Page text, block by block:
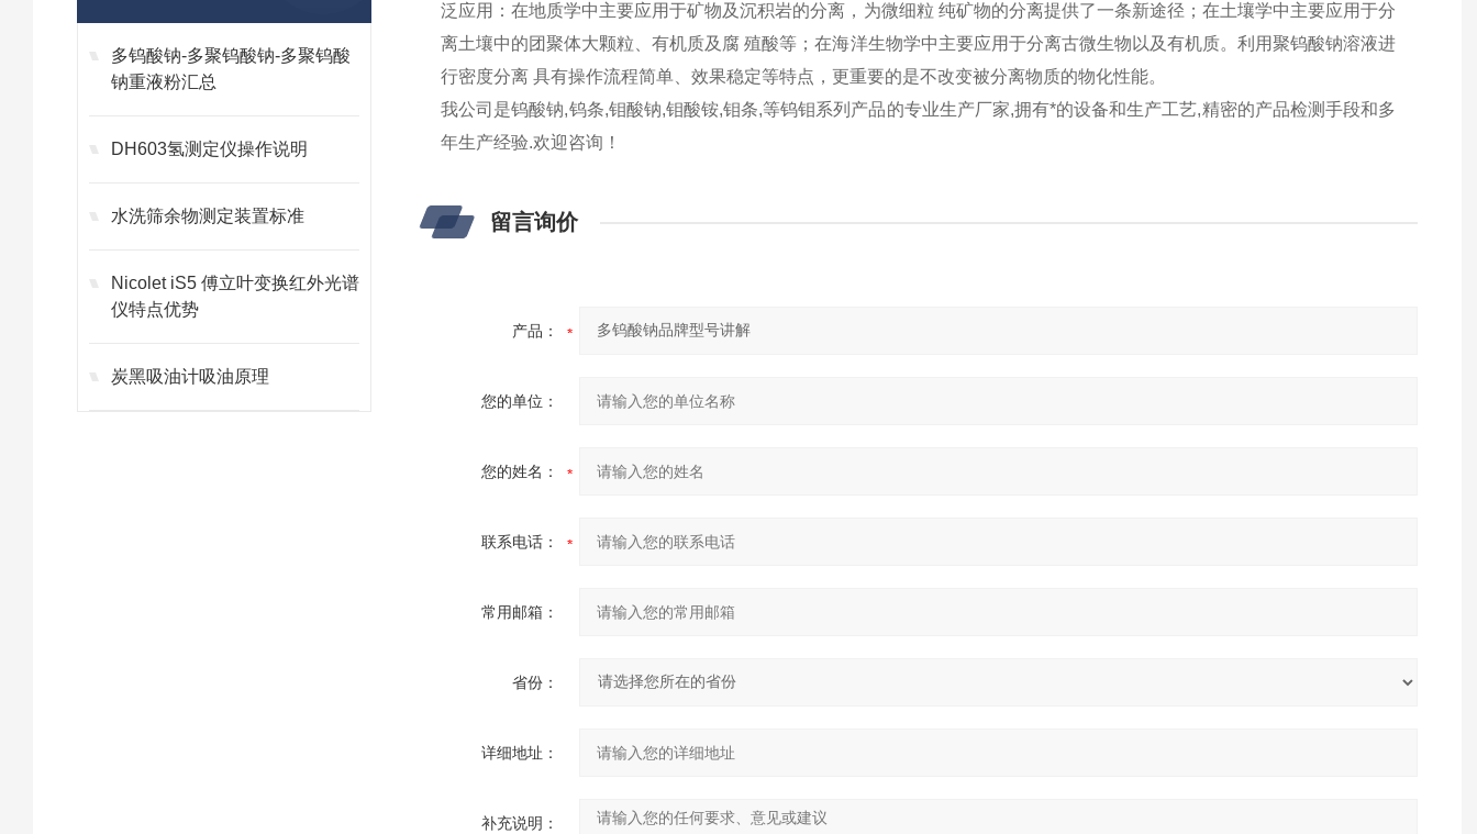
多钨酸钠-多聚钨酸钠-多聚钨酸
钠重液粉汇总
DH603氢测定仪操作说明
水洗筛余物测定装置标准
Nicolet iS5 傅立叶变换红外光谱
仪特点优势
炭黑吸油计吸油原理
泛应用：在地质学中主要应用于矿物及沉积岩的分离，为微细粒 纯矿物的分离提供了一条新途径；在土壤学中主要应用于分
离土壤中的团聚体大颗粒、有机质及腐 殖酸等；在海洋生物学中主要应用于分离古微生物以及有机质。利用聚钨酸钠溶液进
行密度分离 具有操作流程简单、效果稳定等特点，更重要的是不改变被分离物质的物化性能。
我公司是钨酸钠,钨条,钼酸钠,钼酸铵,钼条,等钨钼系列产品的专业生产厂家,拥有*的设备和生产工艺,精密的产品检测手段和多
年生产经验.欢迎咨询！
留言询价
产品：
您的单位：
您的姓名：
联系电话：
常用邮箱：
省份：
详细地址：
补充说明：